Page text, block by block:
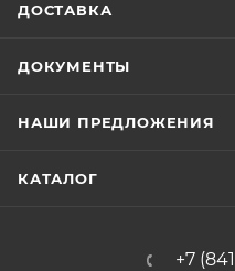
ДОСТАВКА
ДОКУМЕНТЫ
НАШИ ПРЕДЛОЖЕНИЯ
КАТАЛОГ
+7